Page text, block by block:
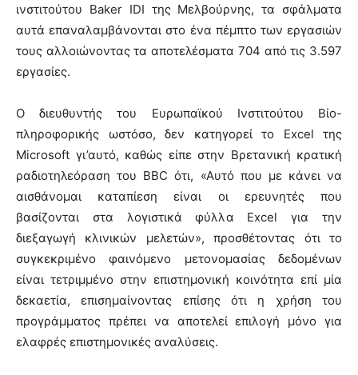
ινστιτούτου Baker IDI της Μελβούρνης, τα σφάλματα
αυτά επαναλαμβάνονται στο ένα πέμπτο των εργασιών
τους αλλοιώνοντας τα αποτελέσματα 704 από τις 3.597
εργασίες.
Ο διευθυντής του Ευρωπαϊκού Ινστιτούτου Βίο-
πληροφορικής ωστόσο, δεν κατηγορεί το Excel της
Microsoft γι’αυτό, καθώς είπε στην Βρετανική κρατική
ραδιοτηλεόραση του BBC ότι, «Αυτό που με κάνει να
αισθάνομαι καταπίεση είναι οι ερευνητές που
βασίζονται στα λογιστικά φύλλα Excel για την
διεξαγωγή κλινικών μελετών», προσθέτοντας ότι το
συγκεκριμένο φαινόμενο μετονομασίας δεδομένων
είναι τετριμμένο στην επιστημονική κοινότητα επί μία
δεκαετία, επισημαίνοντας επίσης ότι η χρήση του
προγράμματος πρέπει να αποτελεί επιλογή μόνο για
ελαφρές επιστημονικές αναλύσεις.